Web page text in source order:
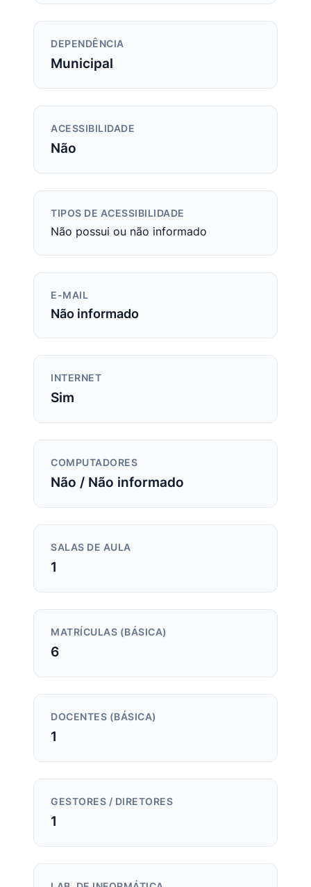
DEPENDÊNCIA
Municipal
ACESSIBILIDADE
Não
TIPOS DE ACESSIBILIDADE
Não possui ou não informado
E-MAIL
Não informado
INTERNET
Sim
COMPUTADORES
Não / Não informado
SALAS DE AULA
1
MATRÍCULAS (BÁSICA)
6
DOCENTES (BÁSICA)
1
GESTORES / DIRETORES
1